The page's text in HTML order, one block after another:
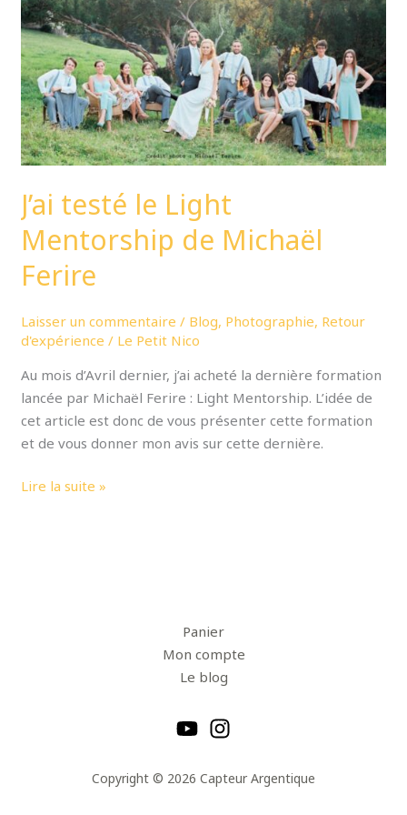
J’ai testé le Light
Mentorship de Michaël
Ferire
Laisser un commentaire / Blog, Photographie, Retour
d'expérience / Le Petit Nico
Au mois d’Avril dernier, j’ai acheté la dernière formation
lancée par Michaël Ferire : Light Mentorship. L’idée de
cet article est donc de vous présenter cette formation
et de vous donner mon avis sur cette dernière.
Mentorship
de
Michaël
Ferire
Lire la suite »
Panier
Mon compte
Le blog
Copyright © 2026 Capteur Argentique